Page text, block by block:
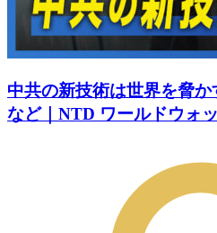
中共の新技術は世界を脅
など｜NTD ワールドウォ